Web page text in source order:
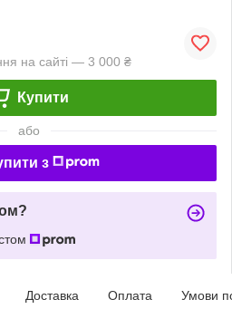
на сайті — 3 000 ₴
Купити
або
з
Доставка Оплата Умови